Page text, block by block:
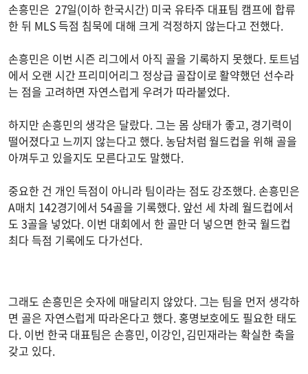
손흥민은 27일(이하 한국시간) 미국 유타주 대표팀 캠프에 합류
한 뒤 MLS 득점 침묵에 대해 크게 걱정하지 않는다고 전했다.
손흥민은 이번 시즌 리그에서 아직 골을 기록하지 못했다. 토트넘
에서 오랜 시간 프리미어리그 정상급 골잡이로 활약했던 선수라
는 점을 고려하면 자연스럽게 우려가 따라붙었다.
하지만 손흥민의 생각은 달랐다. 그는 몸 상태가 좋고, 경기력이
떨어졌다고 느끼지 않는다고 했다. 농담처럼 월드컵을 위해 골을
아껴두고 있을지도 모른다고도 말했다.
중요한 건 개인 득점이 아니라 팀이라는 점도 강조했다. 손흥민은
A매치 142경기에서 54골을 기록했다. 앞선 세 차례 월드컵에서
도 3골을 넣었다. 이번 대회에서 한 골만 더 넣으면 한국 월드컵
최다 득점 기록에도 다가선다.
그래도 손흥민은 숫자에 매달리지 않았다. 그는 팀을 먼저 생각하
면 골은 자연스럽게 따라온다고 했다. 홍명보호에도 필요한 태도
다. 이번 한국 대표팀은 손흥민, 이강인, 김민재라는 확실한 축을
갖고 있다.